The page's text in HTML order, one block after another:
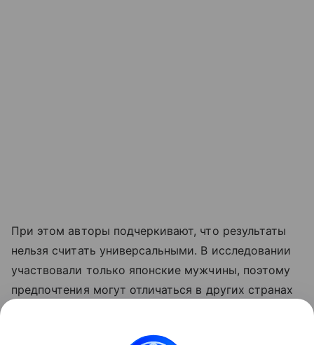
При этом авторы подчеркивают, что результаты
нельзя считать универсальными. В исследовании
участвовали только японские мужчины, поэтому
предпочтения могут отличаться в других странах